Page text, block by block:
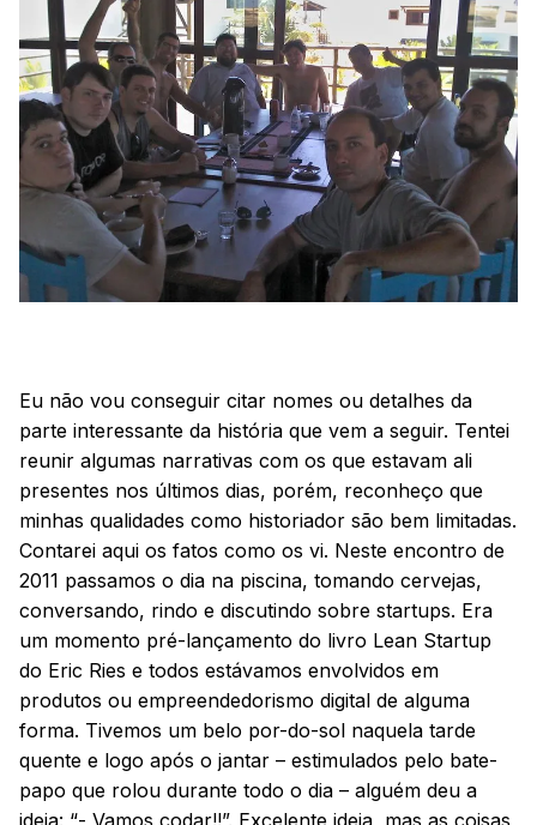
Eu não vou conseguir citar nomes ou detalhes da
parte interessante da história que vem a seguir. Tentei
reunir algumas narrativas com os que estavam ali
presentes nos últimos dias, porém, reconheço que
minhas qualidades como historiador são bem limitadas.
Contarei aqui os fatos como os vi. Neste encontro de
2011 passamos o dia na piscina, tomando cervejas,
conversando, rindo e discutindo sobre startups. Era
um momento pré-lançamento do livro Lean Startup
do Eric Ries e todos estávamos envolvidos em
produtos ou empreendedorismo digital de alguma
forma. Tivemos um belo por-do-sol naquela tarde
quente e logo após o jantar – estimulados pelo bate-
papo que rolou durante todo o dia – alguém deu a
ideia: “- Vamos codar!!”. Excelente ideia, mas as coisas